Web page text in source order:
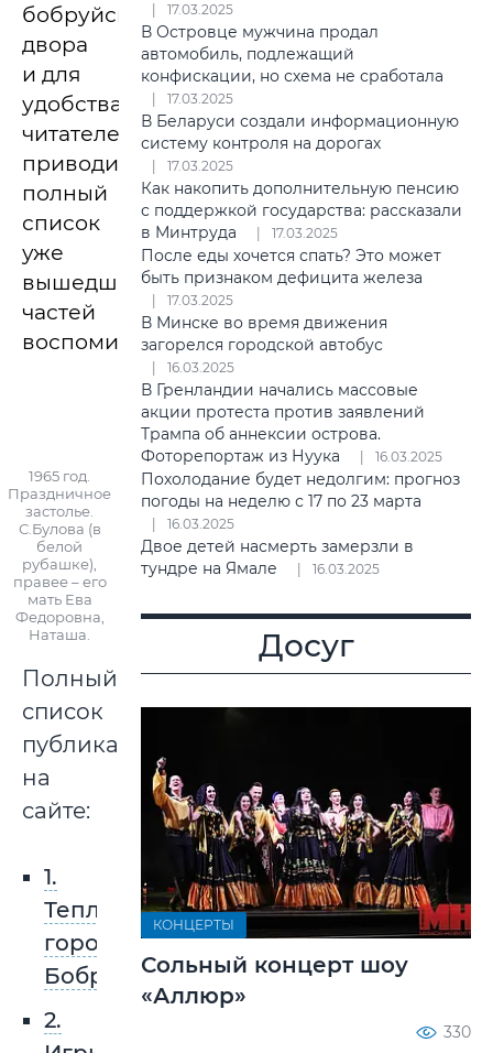
бобруйского
двора
и для
удобства
читателей
приводим
полный
список
уже
вышедших
частей
воспоминаний.
1965 год.
Праздничное
застолье.
С.Булова (в
белой
рубашке),
правее – его
мать Ева
Федоровна,
Наташа.
Полный
список
публикаций
на
сайте:
1.
Теплый
город
Бобруйск
2.
17.03.2025
В Островце мужчина продал
автомобиль, подлежащий
конфискации, но схема не сработала
17.03.2025
В Беларуси создали информационную
систему контроля на дорогах
17.03.2025
Как накопить дополнительную пенсию
с поддержкой государства: рассказали
в Минтруда
17.03.2025
После еды хочется спать? Это может
быть признаком дефицита железа
17.03.2025
В Минске во время движения
загорелся городской автобус
16.03.2025
В Гренландии начались массовые
акции протеста против заявлений
Трампа об аннексии острова.
Фоторепортаж из Нуука
16.03.2025
Похолодание будет недолгим: прогноз
погоды на неделю с 17 по 23 марта
16.03.2025
Двое детей насмерть замерзли в
тундре на Ямале
16.03.2025
Досуг
КОНЦЕРТЫ
Сольный концерт шоу
«Аллюр»
330